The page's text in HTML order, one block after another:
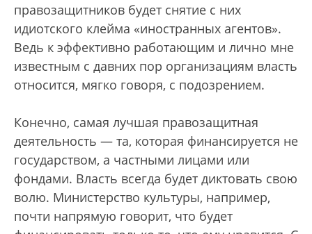
правозащитников будет снятие с них
идиотского клейма «иностранных агентов».
Ведь к эффективно работающим и лично мне
известным с давних пор организациям власть
относится, мягко говоря, с подозрением.
Конечно, самая лучшая правозащитная
деятельность — та, которая финансируется не
государством, а частными лицами или
фондами. Власть всегда будет диктовать свою
волю. Министерство культуры, например,
почти напрямую говорит, что будет